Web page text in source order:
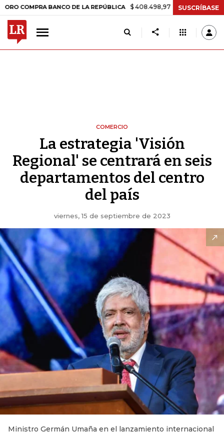
BANCO DE LA REPÚBLICA $ 408.498,97 +$ 8.753,81 +2,19%
SUSCRÍBASE
COMERCIO
La estrategia 'Visión
Regional' se centrará en seis
departamentos del centro
del país
viernes, 15 de septiembre de 2023
Ministro Germán Umaña en el lanzamiento internacional